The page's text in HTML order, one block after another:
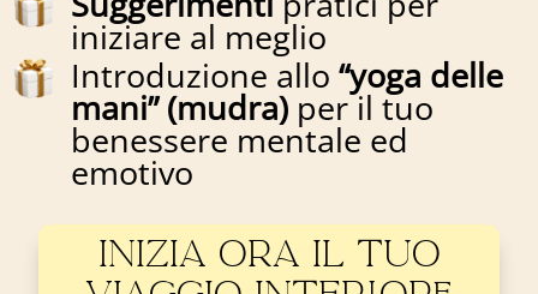
iniziare al meglio
Introduzione allo “yoga delle
mani” (mudra)per il tuo
benessere mentale ed
emotivo
INIZIA ORA IL TUO